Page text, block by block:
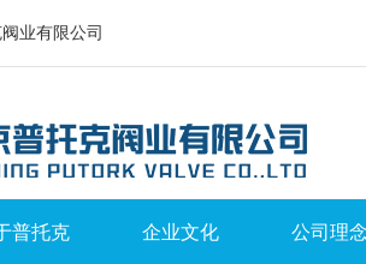
业有限公司
普托克 企业文化 公司理